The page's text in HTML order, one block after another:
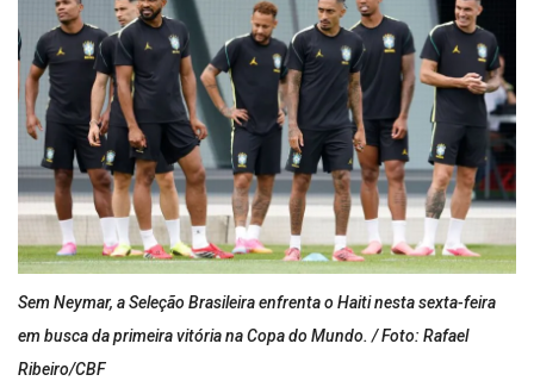
Sem Neymar, a Seleção Brasileira enfrenta o Haiti nesta sexta-feira
em busca da primeira vitória na Copa do Mundo. / Foto: Rafael
Ribeiro/CBF